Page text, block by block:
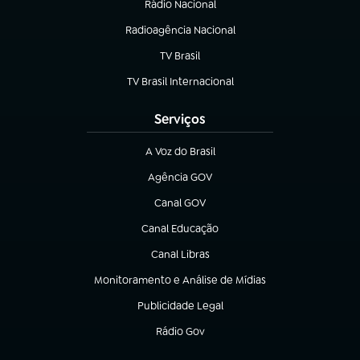
Rádio Nacional
(abre em nova aba)
Radioagência Nacional
(abre em nova aba)
TV Brasil
(abre em nova aba)
TV Brasil Internacional
(abre em nova aba)
Serviços
A Voz do Brasil
(abre em nova aba)
Agência GOV
(abre em nova aba)
Canal GOV
(abre em nova aba)
Canal Educação
(abre em nova aba)
Canal Libras
(abre em nova aba)
Monitoramento e Análise de Mídias
(abre em nova aba)
Publicidade Legal
(abre em nova aba)
Rádio Gov
(abre em nova aba)